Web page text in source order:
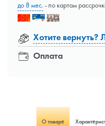
Оплата
до 8 мес.- по картам
Хотите вернуть?
О товаре